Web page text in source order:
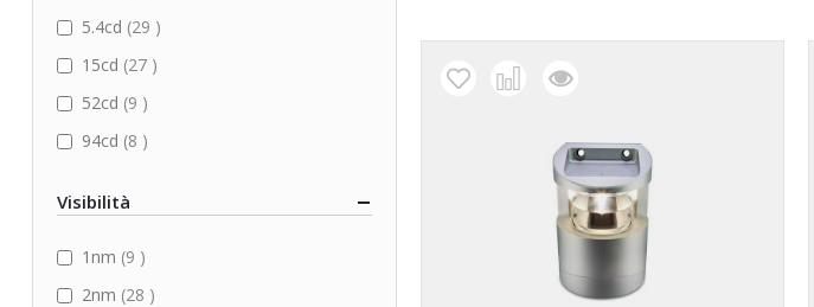
5.4cd 29 items
15cd 27 items
52cd 9 items
94cd 8 items
Visibilità
1nm 9 items
2nm 28 items